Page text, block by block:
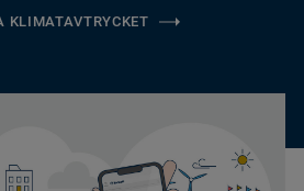
KLIMATAVTRYCKET